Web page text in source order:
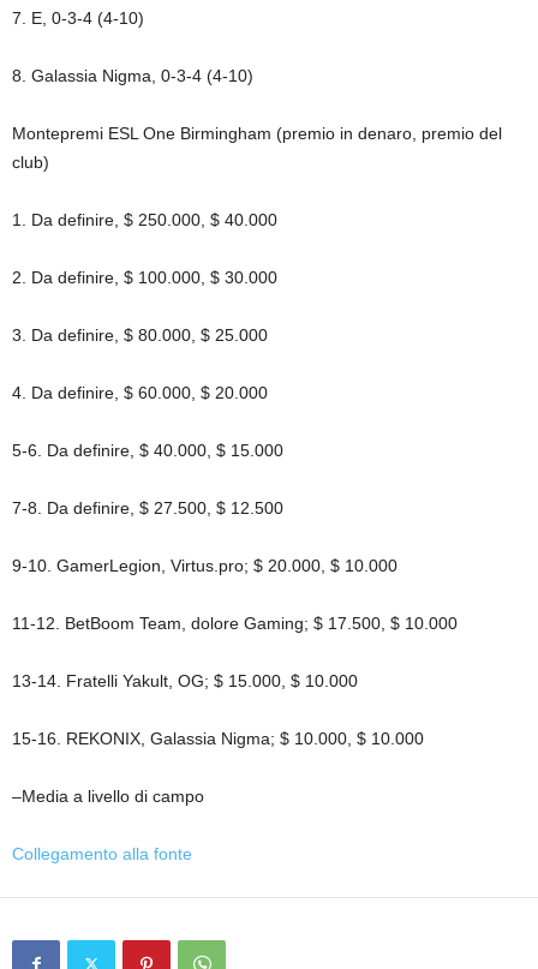
7. E, 0-3-4 (4-10)
8. Galassia Nigma, 0-3-4 (4-10)
Montepremi ESL One Birmingham (premio in denaro, premio del
club)
1. Da definire, $ 250.000, $ 40.000
2. Da definire, $ 100.000, $ 30.000
3. Da definire, $ 80.000, $ 25.000
4. Da definire, $ 60.000, $ 20.000
5-6. Da definire, $ 40.000, $ 15.000
7-8. Da definire, $ 27.500, $ 12.500
9-10. GamerLegion, Virtus.pro; $ 20.000, $ 10.000
11-12. BetBoom Team, dolore Gaming; $ 17.500, $ 10.000
13-14. Fratelli Yakult, OG; $ 15.000, $ 10.000
15-16. REKONIX, Galassia Nigma; $ 10.000, $ 10.000
–Media a livello di campo
Collegamento alla fonte